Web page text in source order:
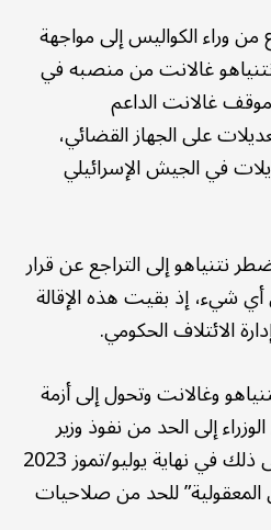
من وراء الكواليس إلى مواجهة
غالانت من منصبه في
بسبب موقف غالانت الداعم
على الجهاز القضائي،
في الجيش الإسرائيلي
نتنياهو إلى التراجع عن قرار
أي شيء، إذ بقيت هذه الإقالة
الائتلاف الحكومي.
وغالانت وتحول إلى أزمة
إلى الحد من نفوذ وزير
الأمن داخل الحكومة، وتجلى ذلك في نهاية يوليو/تموز 2023
للحد من صلاحيات